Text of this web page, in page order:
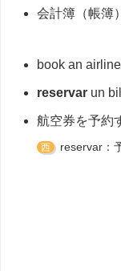
会計簿（帳簿
book an
reservar un
航空券を予約
西 reservar：